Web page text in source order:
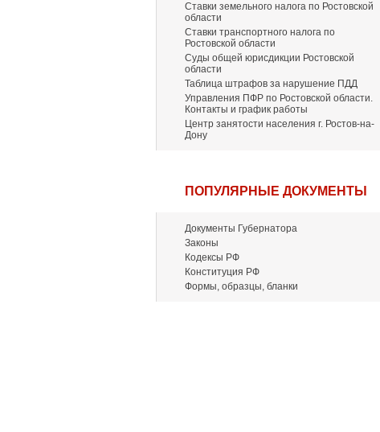
Ставки земельного налога по Ростовской
области
Ставки транспортного налога по
Ростовской области
Суды общей юрисдикции Ростовской
области
Таблица штрафов за нарушение ПДД
Управления ПФР по Ростовской области.
Контакты и график работы
Центр занятости населения г. Ростов-на-
Дону
ПОПУЛЯРНЫЕ ДОКУМЕНТЫ
Документы Губернатора
Законы
Кодексы РФ
Конституция РФ
Формы, образцы, бланки